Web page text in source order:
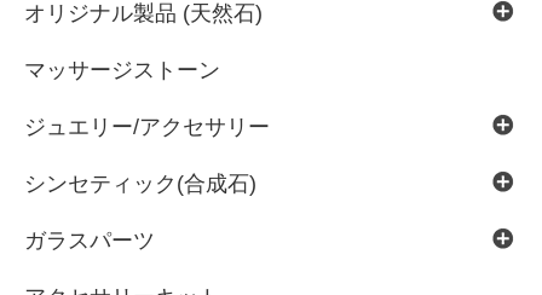
オリジナル製品 (天然石)
マッサージストーン
ジュエリー/アクセサリー
シンセティック(合成石)
ガラスパーツ